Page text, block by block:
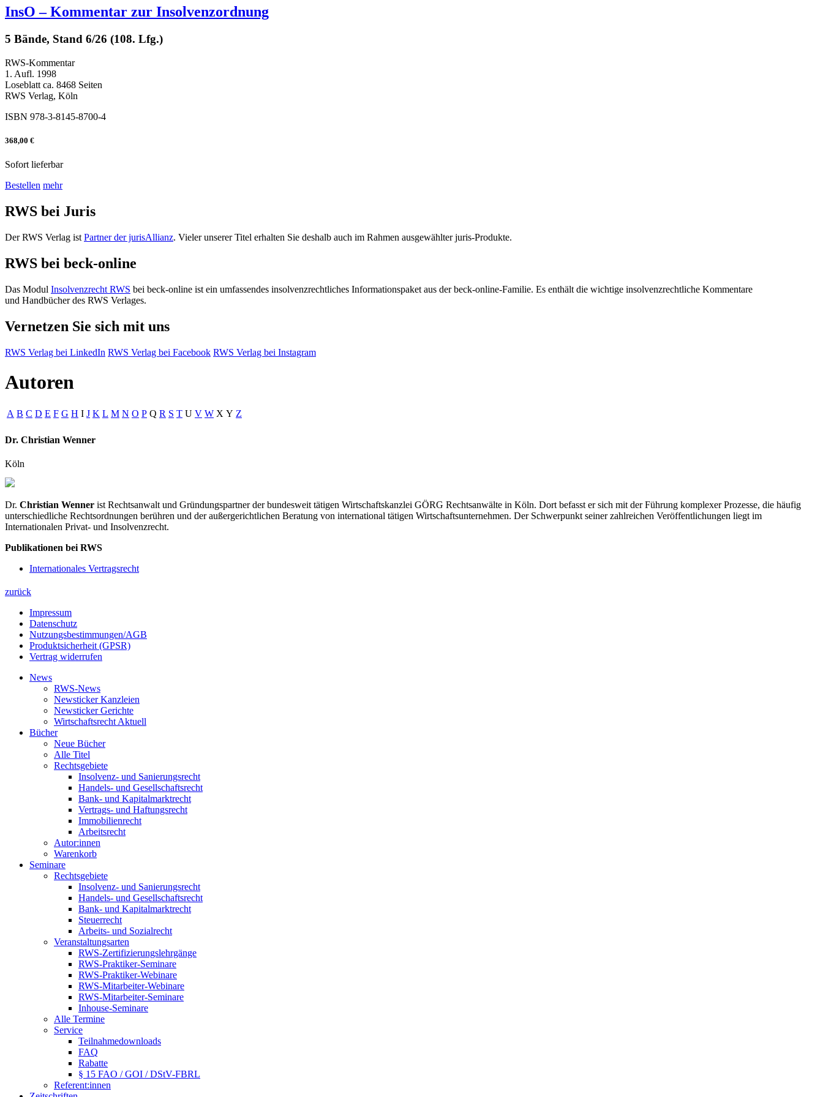
InsO – Kommentar zur Insolvenzordnung
5 Bände, Stand 6/26 (108. Lfg.)
RWS-Kommentar
1. Aufl. 1998
Loseblatt ca. 8468 Seiten
RWS Verlag, Köln
ISBN 978-3-8145-8700-4
368,00 €
Sofort lieferbar
Bestellen mehr
RWS bei Juris
Der RWS Verlag ist Partner der jurisAllianz. Vieler unserer Titel erhalten Sie deshalb auch im Rahmen ausgewählter juris-Produkte.
RWS bei beck-online
Das Modul Insolvenzrecht RWS bei beck-online ist ein umfassendes insolvenzrechtliches Informationspaket aus der beck-online-Familie. Es enthält die wichtige insolvenzrechtliche Kommentare
und Handbücher des RWS Verlages.
Vernetzen Sie sich mit uns
RWS Verlag bei LinkedIn RWS Verlag bei Facebook RWS Verlag bei Instagram
Autoren
A B C D E F G H I J K L M N O P Q R S T U V W X Y Z
Dr. Christian Wenner
Köln
Dr. Christian Wenner ist Rechtsanwalt und Gründungspartner der bundesweit tätigen Wirtschaftskanzlei GÖRG Rechtsanwälte in Köln. Dort befasst er sich mit der Führung komplexer Prozesse, die häufig
unterschiedliche Rechtsordnungen berühren und der außergerichtlichen Beratung von international tätigen Wirtschaftsunternehmen. Der Schwerpunkt seiner zahlreichen Veröffentlichungen liegt im
Internationalen Privat- und Insolvenzrecht.
Publikationen bei RWS
Internationales Vertragsrecht
zurück
Impressum
Datenschutz
Nutzungsbestimmungen/AGB
Produktsicherheit (GPSR)
Vertrag widerrufen
News
RWS-News
Newsticker Kanzleien
Newsticker Gerichte
Wirtschaftsrecht Aktuell
Bücher
Neue Bücher
Alle Titel
Rechtsgebiete
Insolvenz- und Sanierungsrecht
Handels- und Gesellschaftsrecht
Bank- und Kapitalmarktrecht
Vertrags- und Haftungsrecht
Immobilienrecht
Arbeitsrecht
Autor:innen
Warenkorb
Seminare
Rechtsgebiete
Insolvenz- und Sanierungsrecht
Handels- und Gesellschaftsrecht
Bank- und Kapitalmarktrecht
Steuerrecht
Arbeits- und Sozialrecht
Veranstaltungsarten
RWS-Zertifizierungslehrgänge
RWS-Praktiker-Seminare
RWS-Praktiker-Webinare
RWS-Mitarbeiter-Webinare
RWS-Mitarbeiter-Seminare
Inhouse-Seminare
Alle Termine
Service
Teilnahmedownloads
FAQ
Rabatte
§ 15 FAO / GOI / DStV-FBRL
Referent:innen